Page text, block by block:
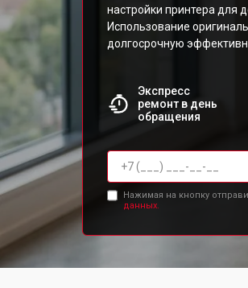
настройки принтера для
Использование
долгосрочную
Экспресс
ремонт в день
обращения
Нажимая на кнопку
данных.